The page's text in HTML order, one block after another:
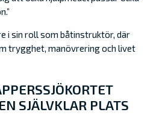
i sin roll som båtinstruktör, där
trygghet, manövrering och livet
SJÄLVKLAR PLATS